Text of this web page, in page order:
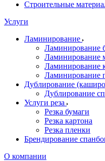
Строительные
Услуги
Ламинирование
Ламинирование
Ламинирование
Ламинирование
Ламинирование
Дублирование
Дублирование
Услуги реза
Резка бумаги
Резка картона
Резка пленки
Брендирование
О компании